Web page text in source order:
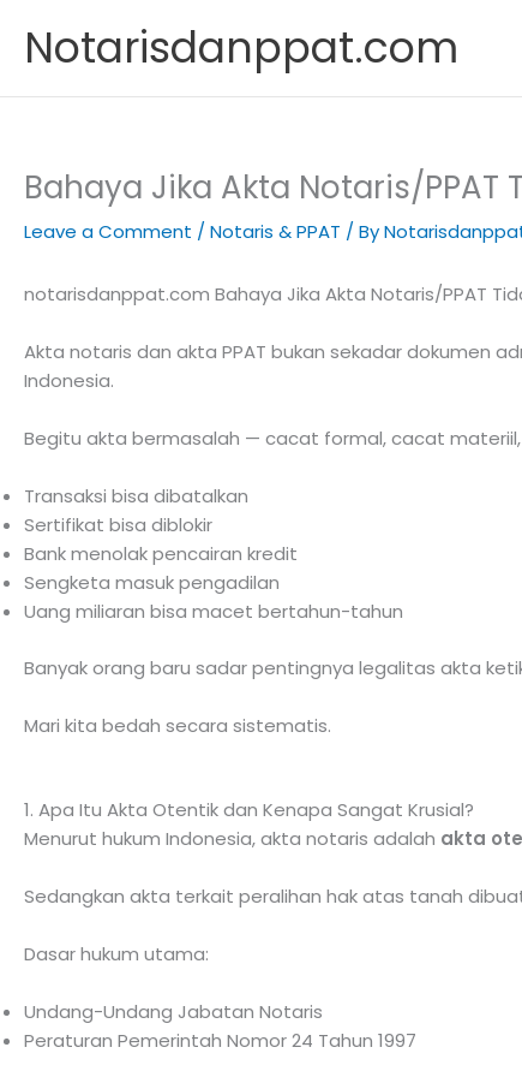
content
Notarisdanppat.com
Bahaya Jika Akta Notaris/PPAT
Leave a Comment / Notaris & PPAT / By
notarisdanppat.com Bahaya Jika Akta Notaris/PPAT
Akta notaris dan akta PPAT bukan sekadar dokumen
Indonesia.
Begitu akta bermasalah — cacat formal, cacat
Transaksi bisa dibatalkan
Sertifikat bisa diblokir
Bank menolak pencairan kredit
Sengketa masuk pengadilan
Uang miliaran bisa macet bertahun-tahun
Banyak orang baru sadar pentingnya legalitas akta
Mari kita bedah secara sistematis.
1. Apa Itu Akta Otentik dan Kenapa Sangat Krusial?
Menurut hukum Indonesia, akta notaris adalah akta
Sedangkan akta terkait peralihan hak atas tanah
Dasar hukum utama:
Undang-Undang Jabatan Notaris
Peraturan Pemerintah Nomor 24 Tahun 1997